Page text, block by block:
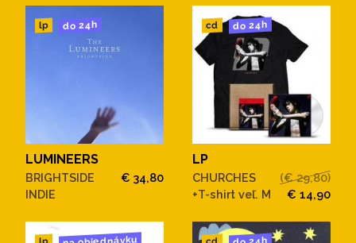
lp do 24h
LUMINEERS
BRIGHTSIDE
INDIE
€ 34,80
cd do 24h
LP
CHURCHES
+T-shirt veľ. M
(€ 29,80)
€ 14,90